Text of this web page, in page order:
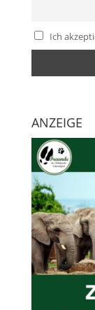
Ich
ANZEIGE